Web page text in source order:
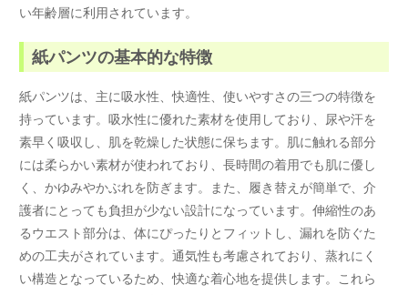
い年齢層に利用されています。
紙パンツの基本的な特徴
紙パンツは、主に吸水性、快適性、使いやすさの三つの特徴を
持っています。吸水性に優れた素材を使用しており、尿や汗を
素早く吸収し、肌を乾燥した状態に保ちます。肌に触れる部分
には柔らかい素材が使われており、長時間の着用でも肌に優し
く、かゆみやかぶれを防ぎます。また、履き替えが簡単で、介
護者にとっても負担が少ない設計になっています。伸縮性のあ
るウエスト部分は、体にぴったりとフィットし、漏れを防ぐた
めの工夫がされています。通気性も考慮されており、蒸れにく
い構造となっているため、快適な着心地を提供します。これら